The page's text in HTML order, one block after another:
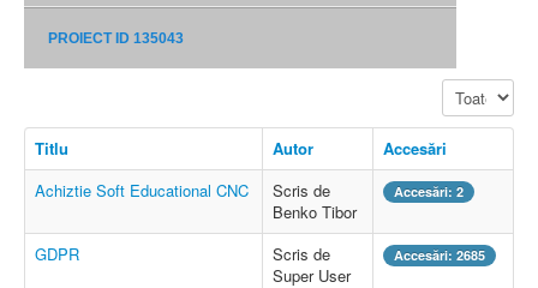
PROIECT ID 135043
Afișare #
Titlu Autor
Accesări
Achiztie Soft Educational CNC
Scris de
Benko Tibor
Accesări: 2
GDPR
Scris de
Super User
Accesări: 2685